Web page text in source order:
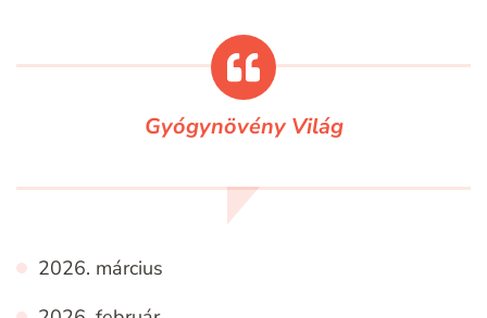
Gyógynövény Világ
2026. március